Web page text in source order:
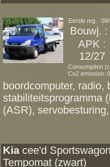
Eerste reg. :
Bouwj. :
APK :
12/27
Consumption
Co2 emission:
boordcomputer, radio,
stabiliteitsprogramma
(ASR),
Kiacee'd
Tempomat (zwart)